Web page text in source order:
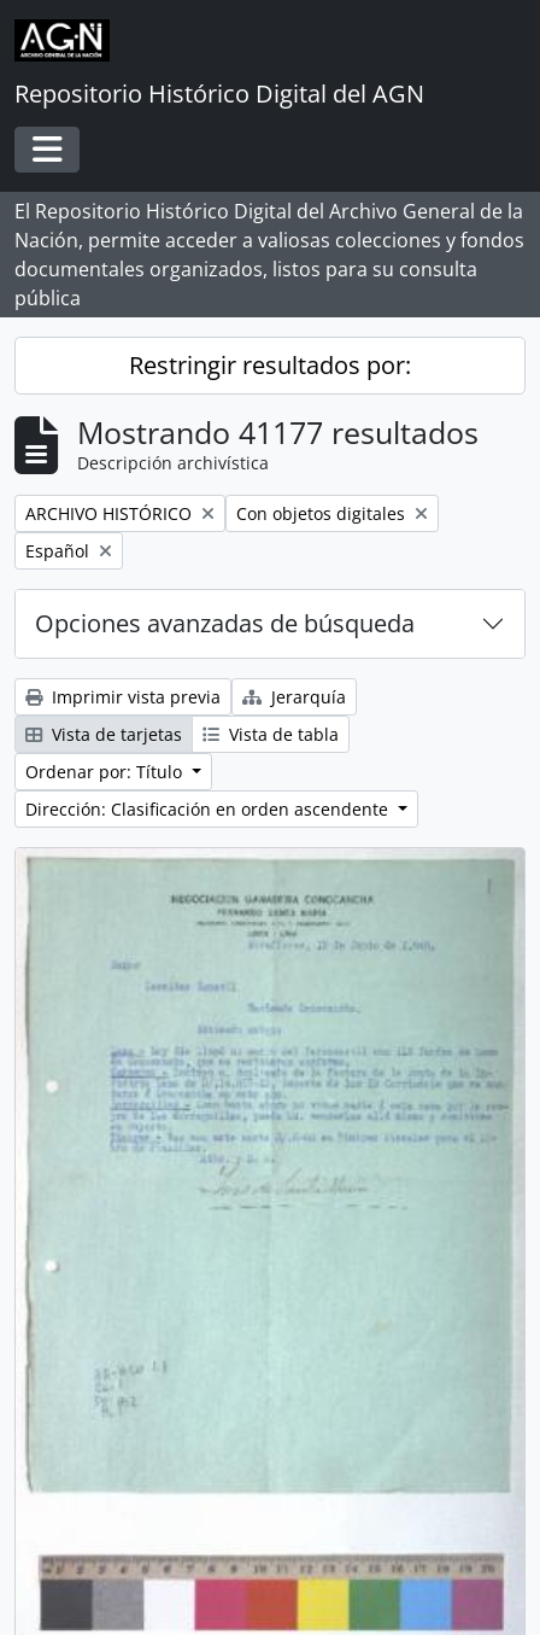
Skip to main content
Repositorio Histórico Digital del AGN
Toggle navigation
El Repositorio Histórico Digital del Archivo General de la
Nación, permite acceder a valiosas colecciones y fondos
documentales organizados, listos para su consulta
pública
Restringir resultados por:
Mostrando 41177 resultados
Descripción archivística
Remove filter:
ARCHIVO HISTÓRICO Remove filter:
Con objetos digitales
Remove filter:
Español
Opciones avanzadas de búsqueda
Imprimir vista previa
Jerarquía
Vista de tarjetas
Vista de tabla
Ordenar por: Título
Dirección: Clasificación en orden ascendente